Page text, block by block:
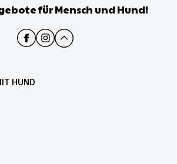
für Mensch und Hund!
HUND